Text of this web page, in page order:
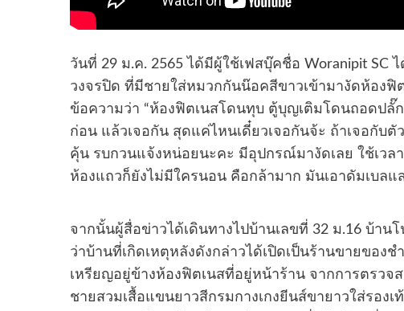
วันที่ 29 ม.ค. 2565 ได้มีผู้ใช้เฟสบุ๊คชื่อ Woranipit SC
วงจรปิด ที่มีชายใส่หมวกกันน๊อคสีขาวเข้ามางัดห้องฟิ
ข้อความว่า “ห้องฟิตเนสโดนทุบ ตู้บุญเติมโดนถอดปลั๊
ก่อน แล้วเจอกัน สุดแค่ไหนเดี๋ยวเจอกันจ้ะ ถ้าเจอกับ
คุ้น รบกวนแจ้งหน่อยนะคะ มีอุปกรณ์มางัดเลย ใช้เวล
ห้องแถวก็ยังไม่มีใครนอน คือกล้ามาก มันเอาดัมเบลแส
จากนั้นผู้สื่อข่าวได้เดินทางไปบ้านเลขที่ 32 ม.16 บ้าน
ว่าบ้านที่เกิดเหตุหลังดังกล่าวได้เปิดเป็นร้านขายของ
เหรียญอยู่ข้างห้องฟิตเนสที่อยู่หน้าร้าน จากการตรวจ
ชายสวมเสื้อแขนยาวสีกรมกางเกงยีนส์ขายาวใส่รอง